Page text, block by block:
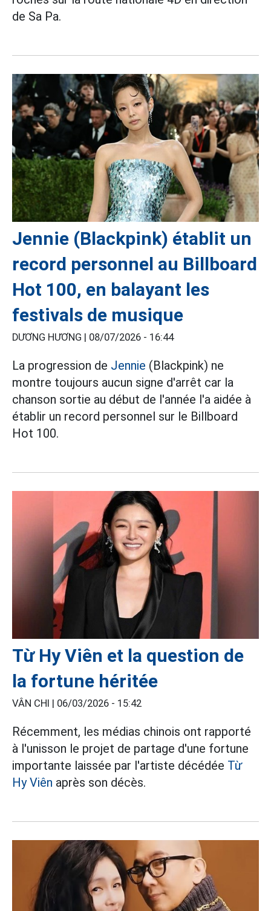
de Sa Pa.
Jennie (Blackpink) établit un
record personnel au Billboard
Hot 100, en balayant les
festivals de musique
DƯƠNG HƯƠNG | 08/07/2026 - 16:44
La progression de Jennie (Blackpink) ne
montre toujours aucun signe d'arrêt car la
chanson sortie au début de l'année l'a aidée à
établir un record personnel sur le Billboard
Hot 100.
Từ Hy Viên et la question de
la fortune héritée
VÂN CHI | 06/03/2026 - 15:42
Récemment, les médias chinois ont rapporté
à l'unisson le projet de partage d'une fortune
importante laissée par l'artiste décédée Từ
Hy Viên après son décès.